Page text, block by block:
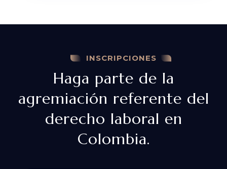
INSCRIPCIONES
Haga parte de la
agremiación referente del
derecho laboral en
Colombia.